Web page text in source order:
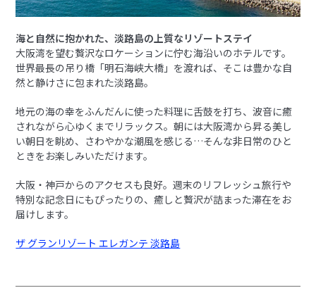
海と自然に抱かれた、淡路島の上質なリゾートステイ
大阪湾を望む贅沢なロケーションに佇む海沿いのホテルです。
世界最長の吊り橋「明石海峡大橋」を渡れば、そこは豊かな自
然と静けさに包まれた淡路島。
地元の海の幸をふんだんに使った料理に舌鼓を打ち、波音に癒
されながら心ゆくまでリラックス。朝には大阪湾から昇る美し
い朝日を眺め、さわやかな潮風を感じる…そんな非日常のひと
ときをお楽しみいただけます。
大阪・神戸からのアクセスも良好。週末のリフレッシュ旅行や
特別な記念日にもぴったりの、癒しと贅沢が詰まった滞在をお
届けします。
ザ グランリゾート エレガンテ 淡路島